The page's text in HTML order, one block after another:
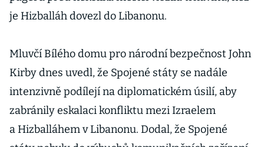
je Hizballáh dovezl do Libanonu.
Mluvčí Bílého domu pro národní bezpečnost John
Kirby dnes uvedl, že Spojené státy se nadále
intenzivně podílejí na diplomatickém úsilí, aby
zabránily eskalaci konfliktu mezi Izraelem
a Hizballáhem v Libanonu. Dodal, že Spojené